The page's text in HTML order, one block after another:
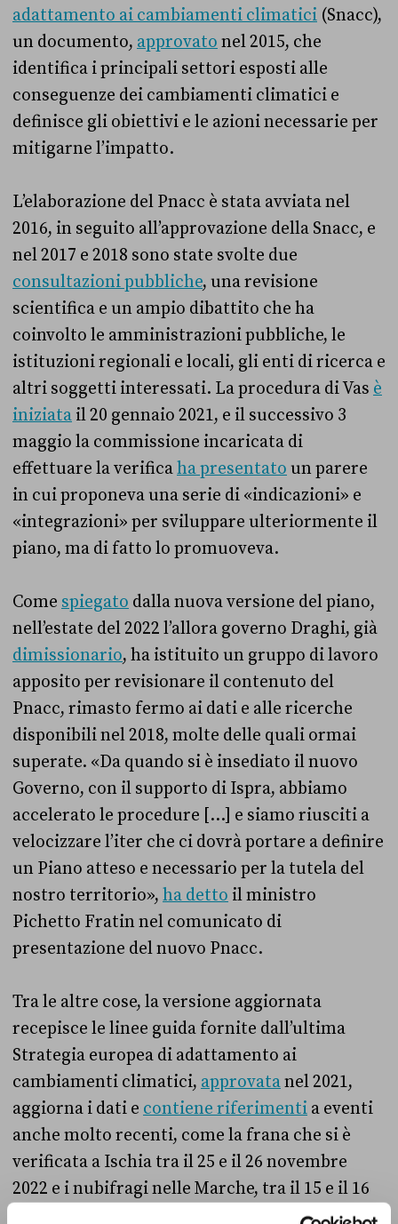
adattamento ai cambiamenti climatici (Snacc),
un documento, approvato nel 2015, che
identifica i principali settori esposti alle
conseguenze dei cambiamenti climatici e
definisce gli obiettivi e le azioni necessarie per
mitigarne l’impatto.
L’elaborazione del Pnacc è stata avviata nel
2016, in seguito all’approvazione della Snacc, e
nel 2017 e 2018 sono state svolte due
consultazioni pubbliche, una revisione
scientifica e un ampio dibattito che ha
coinvolto le amministrazioni pubbliche, le
istituzioni regionali e locali, gli enti di ricerca e
altri soggetti interessati. La procedura di Vas è
iniziata il 20 gennaio 2021, e il successivo 3
maggio la commissione incaricata di
effettuare la verificaha presentato un parere
in cui proponeva una serie di «indicazioni» e
«integrazioni» per sviluppare ulteriormente il
piano, ma di fatto lo promuoveva.
Come spiegato dalla nuova versione del piano,
nell’estate del 2022 l’allora governo Draghi, già
dimissionario, ha istituito un gruppo di lavoro
apposito per revisionare il contenuto del
Pnacc, rimasto fermo ai dati e alle ricerche
disponibili nel 2018, molte delle quali ormai
superate. «Da quando si è insediato il nuovo
Governo, con il supporto di Ispra, abbiamo
accelerato le procedure […] e siamo riusciti a
velocizzare l’iter che ci dovrà portare a definire
un Piano atteso e necessario per la tutela del
nostro territorio», ha detto il ministro
Pichetto Fratin nel comunicato di
presentazione del nuovo Pnacc.
Tra le altre cose, la versione aggiornata
recepisce le linee guida fornite dall’ultima
Strategia europea di adattamento ai
cambiamenti climatici, approvatanel 2021,
aggiorna i dati e contiene riferimenti a eventi
anche molto recenti, come la frana che si è
verificata a Ischia tra il 25 e il 26 novembre
2022 e i nubifragi nelle Marche, tra il 15 e il 16